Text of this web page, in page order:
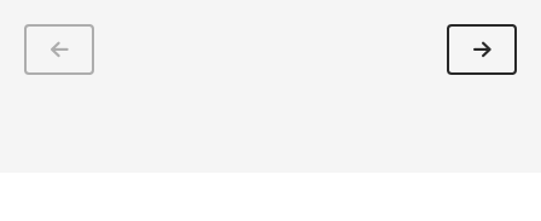
“Quando o foco não é a aprendizagem do
estudante e, sim, apenas a prova e o repasse de